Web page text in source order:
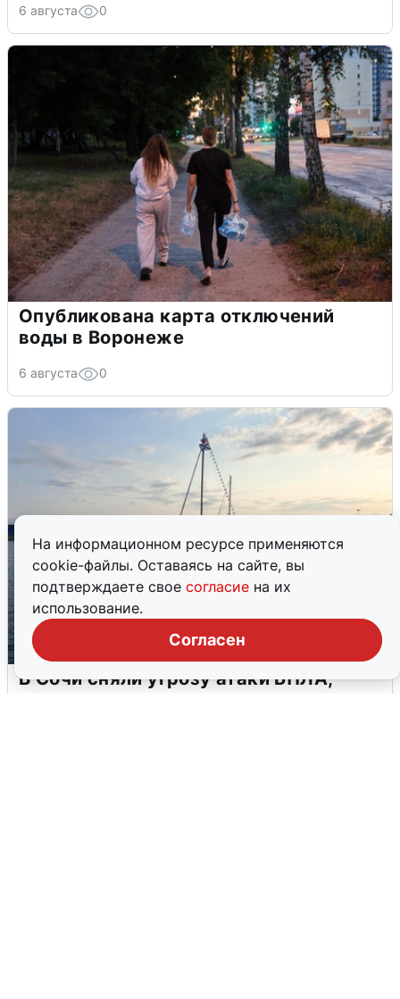
На информационном ресурсе применяются
cookie-файлы. Оставаясь на сайте, вы
подтверждаете свое согласие на их
использование.
Согласен
6 августа 0
Опубликована карта отключений
воды в Воронеже
6 августа 0
В Сочи сняли угрозу атаки БПЛА,